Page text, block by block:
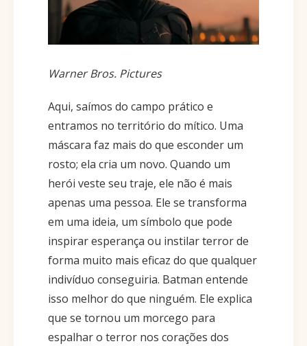
Warner Bros. Pictures
Aqui, saímos do campo prático e
entramos no território do mítico. Uma
máscara faz mais do que esconder um
rosto; ela cria um novo. Quando um
herói veste seu traje, ele não é mais
apenas uma pessoa. Ele se transforma
em uma ideia, um símbolo que pode
inspirar esperança ou instilar terror de
forma muito mais eficaz do que qualquer
indivíduo conseguiria. Batman entende
isso melhor do que ninguém. Ele explica
que se tornou um morcego para
espalhar o terror nos corações dos